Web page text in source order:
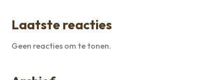
Laatste reacties
Geen reacties om te tonen.